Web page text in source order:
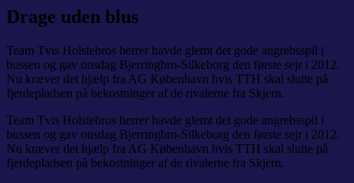
Drage uden blus
Team Tvis Holstebros herrer havde glemt det gode angrebsspil i
bussen og gav onsdag Bjerringbro-Silkeborg den første sejr i 2012.
Nu kræver det hjælp fra AG København hvis TTH skal slutte på
fjerdepladsen på bekostninger af de rivalerne fra Skjern.
Team Tvis Holstebros herrer havde glemt det gode angrebsspil i
bussen og gav onsdag Bjerringbro-Silkeborg den første sejr i 2012.
Nu kræver det hjælp fra AG København hvis TTH skal slutte på
fjerdepladsen på bekostninger af de rivalerne fra Skjern.